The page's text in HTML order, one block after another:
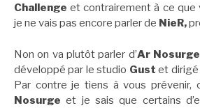
Challenge et contrairement à ce que
je ne vais pas encore parler de NieR,
Non on va plutôt parler d’Ar Nosurge
développé par le studio Gust et dirigé
Par contre je tiens à vous
Nosurge et je sais que certains